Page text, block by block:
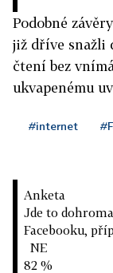
Podobné
již dříve snažli
čtení bez
ukvapenému
#internet
Anketa
Jde to
Facebooku,
NE
82 %